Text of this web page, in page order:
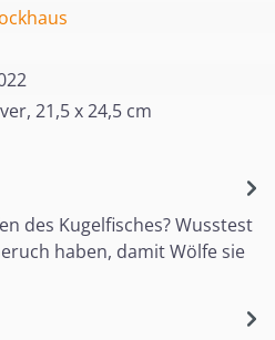
21,5 x 24,5 cm
des Kugelfisches? Wusstest
haben, damit Wölfe sie